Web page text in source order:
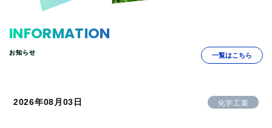
INFORMATION
お知らせ 一覧はこちら
2026年08月03日 化学工業